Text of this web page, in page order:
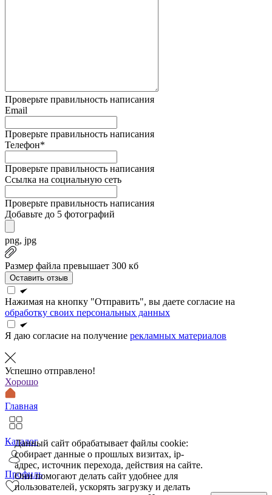
Проверьте правильность написания
Email
Проверьте правильность написания
Телефон*
Проверьте правильность написания
Ссылка на социальную сеть
Проверьте правильность написания
Добавьте до 5 фотографий
png, jpg
Размер файла превышает 300 кб
Оставить отзыв
Нажимая на кнопку "Отправить", вы даете согласие на
обработку своих персональных данных
Я даю согласие на получение рекламных материалов
Успешно отправлено!
Хорошо
Главная
Каталог
Профиль
Данный сайт обрабатывает файлы cookie:
собирает данные о прошлых визитах, ip-
адрес, источник перехода, действия на сайте.
Они помогают делать сайт удобнее для
пользователей, ускорять загрузку и делать